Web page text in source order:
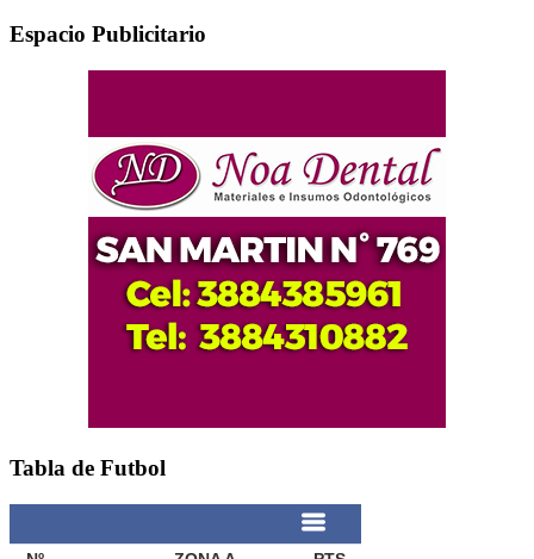
Espacio Publicitario
Tabla de Futbol